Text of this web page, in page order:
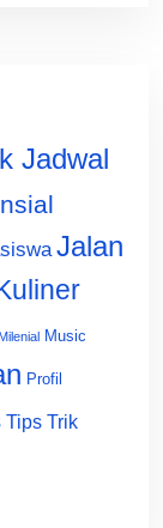
Jadwal
Jalan
Milenial Music
Profil
Tips Trik